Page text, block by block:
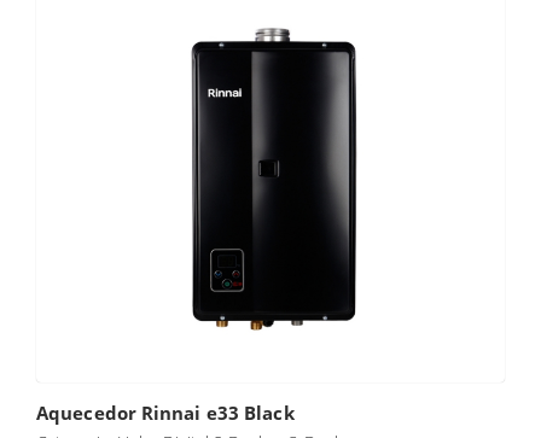
Aquecedor Rinnai e33 Black